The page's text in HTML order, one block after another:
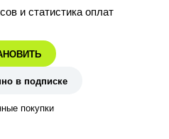
и статистика оплат
в подписке
покупки